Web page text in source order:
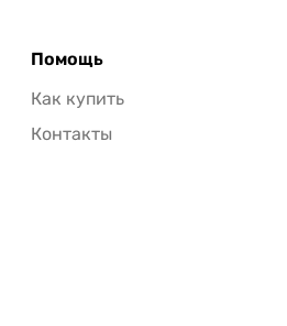
Помощь
Как купить
Контакты